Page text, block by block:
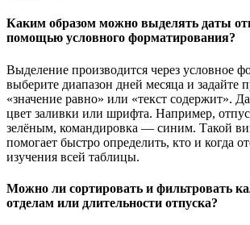
Каким образом можно выделять даты
помощью условного форматирования?
Выделение производится через условное
выберите диапазон дней месяца и задайте
«значение равно» или «текст содержит».
цвет заливки или шрифта. Например,
зелёным, командировка — синим. Такой
помогает быстро определить, кто и когда
изучения всей таблицы.
Можно ли сортировать и фильтровать
отделам или длительности отпуска?